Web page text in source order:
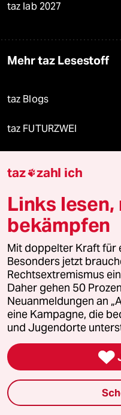
taz lab 2027
Mehr taz Lesestoff
taz Blogs
taz FUTURZWEI
Mehr taz Angebote
Reisen
Kantine
Anzeigen
taz zahl ich
Links
bekämpfen
Mit doppelter Kraft für
Besonders jetzt
Rechtsextremismus
Daher gehen 50
Neuanmeldungen an
eine Kampagne, die
und Jugendorte
